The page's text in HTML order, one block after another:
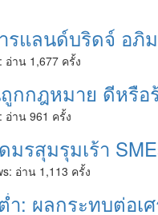
รแลนด์บริดจ์ อภิ
อ่าน 1,677 ครั้ง
กกฎหมาย ดีหรือ
อ่าน 961 ครั้ง
มรสุมรุมเร้า
อ่าน 1,113 ครั้ง
ำ: ผลกระทบต่อเ